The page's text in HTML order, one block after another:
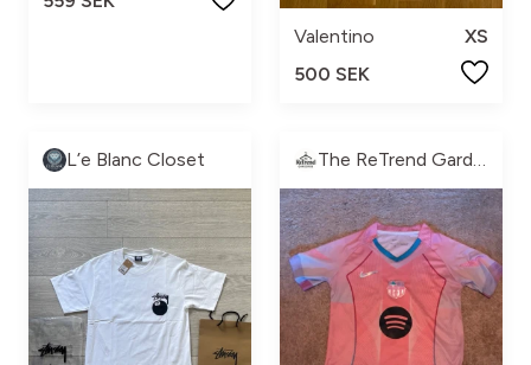
Valentino
XS
500 SEK
L’e Blanc Closet The ReTrend Garderob